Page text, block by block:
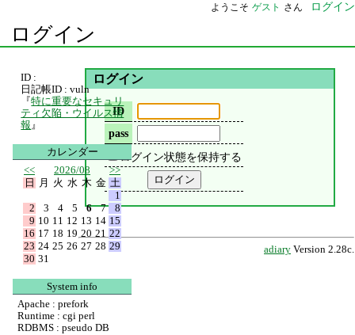
ようこそ ゲスト さん ログイン
ログイン
ログイン
ID
pass
ログイン状態を保持する
adiary Version 2.28c.
ID :
日記帳ID : vuln
『特に重要なセキュリ
ティ欠陥・ウイルス情
報 』
カレンダー
<<
2026/08
>>
日
月 火 水 木 金 土
1
2
3 4 5 6 7
8
9 10 11 12 13 14 15
16 17 18 19 20 21 22
23 24 25 26 27 28 29
30 31
System info
Apache : prefork
Runtime : cgi perl
RDBMS : pseudo DB